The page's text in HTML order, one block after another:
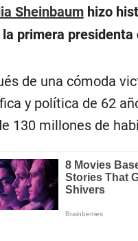
Sheinbaumhizo
primera presidenta
de una cómoda
y política de 62
130 millones de